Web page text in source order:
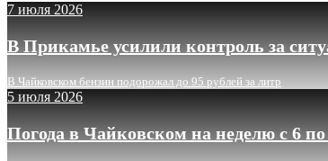
7 июля 2026
В Прикамье усилили контроль за
В Чайковском бензин подорожал до 95 рублей за литр
5 июля 2026
Погода в Чайковском на неделю с 6